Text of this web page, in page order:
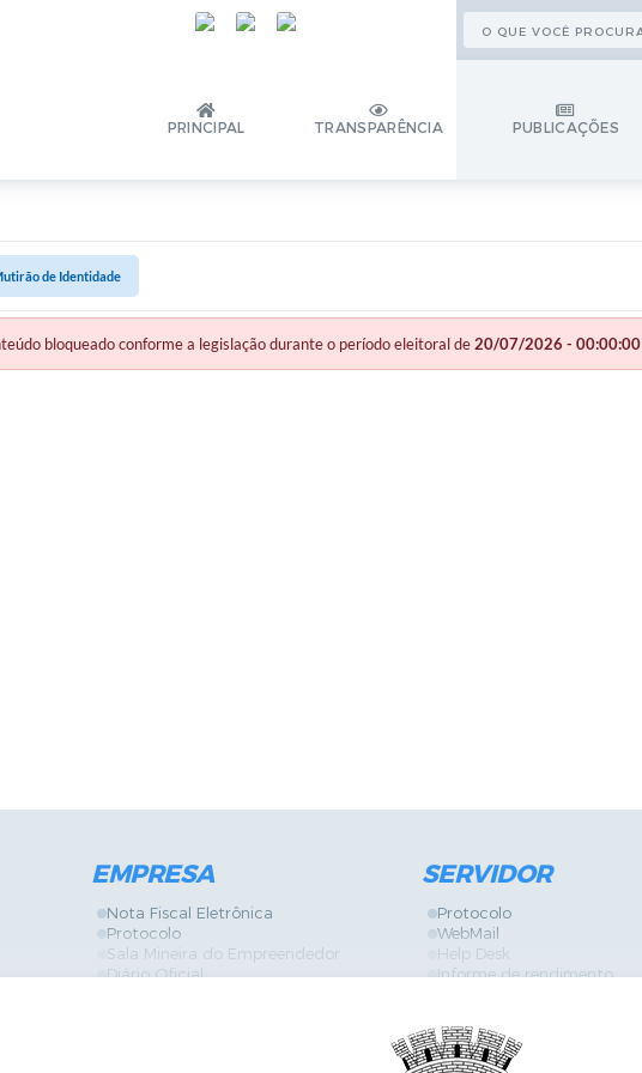
PRINCIPAL TRANSPARÊNCIA PUBLICAÇÕES
de Identidade
bloqueado conforme a legislação durante o período eleitoral de20/07/2026 - 00:00:00
EMPRESA
Nota Fiscal Eletrônica
Protocolo
Sala Mineira do Empreendedor
Diário Oficial
SERVIDOR
Protocolo
WebMail
Help Desk
Informe de rendimento
GPI
Diário Oficial